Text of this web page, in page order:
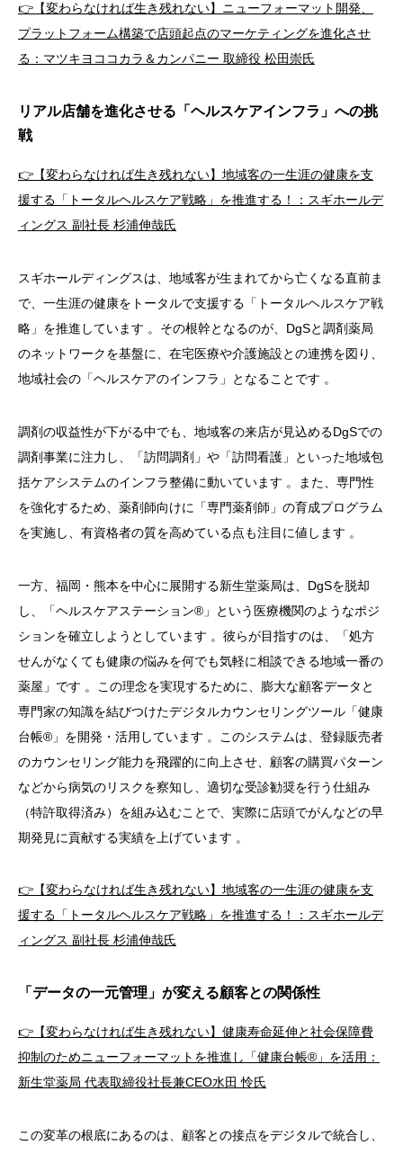
👉【変わらなければ生き残れない】ニューフォーマット開発、
プラットフォーム構築で店頭起点のマーケティングを進化させ
る：マツキヨココカラ＆カンパニー 取締役 松田崇氏
リアル店舗を進化させる「ヘルスケアインフラ」への挑
戦
👉【変わらなければ生き残れない】地域客の一生涯の健康を支
援する「トータルヘルスケア戦略」を推進する！：スギホールデ
ィングス 副社長 杉浦伸哉氏
スギホールディングスは、地域客が生まれてから亡くなる直前ま
で、一生涯の健康をトータルで支援する「トータルヘルスケア戦
略」を推進しています 。その根幹となるのが、DgSと調剤薬局
のネットワークを基盤に、在宅医療や介護施設との連携を図り、
地域社会の「ヘルスケアのインフラ」となることです 。
調剤の収益性が下がる中でも、地域客の来店が見込めるDgSでの
調剤事業に注力し、「訪問調剤」や「訪問看護」といった地域包
括ケアシステムのインフラ整備に動いています 。また、専門性
を強化するため、薬剤師向けに「専門薬剤師」の育成プログラム
を実施し、有資格者の質を高めている点も注目に値します 。
一方、福岡・熊本を中心に展開する新生堂薬局は、DgSを脱却
し、「ヘルスケアステーション®」という医療機関のようなポジ
ションを確立しようとしています 。彼らが目指すのは、「処方
せんがなくても健康の悩みを何でも気軽に相談できる地域一番の
薬屋」です 。この理念を実現するために、膨大な顧客データと
専門家の知識を結びつけたデジタルカウンセリングツール「健康
台帳®」を開発・活用しています 。このシステムは、登録販売者
のカウンセリング能力を飛躍的に向上させ、顧客の購買パターン
などから病気のリスクを察知し、 適切な受診勧奨を行う仕組み
（特許取得済み）を組み込むことで、実際に店頭でがんなどの早
期発見に貢献する実績を上げています 。
👉【変わらなければ生き残れない】地域客の一生涯の健康を支
援する「トータルヘルスケア戦略」を推進する！：スギホールデ
ィングス 副社長 杉浦伸哉氏
「データの一元管理」が変える顧客との関係性
👉【変わらなければ生き残れない】健康寿命延伸と社会保障費
抑制のためニューフォーマットを推進し「健康台帳®」を活用：
新生堂薬局 代表取締役社長兼CEO水田 怜氏
この変革の根底にあるのは、顧客との接点をデジタルで統合し、